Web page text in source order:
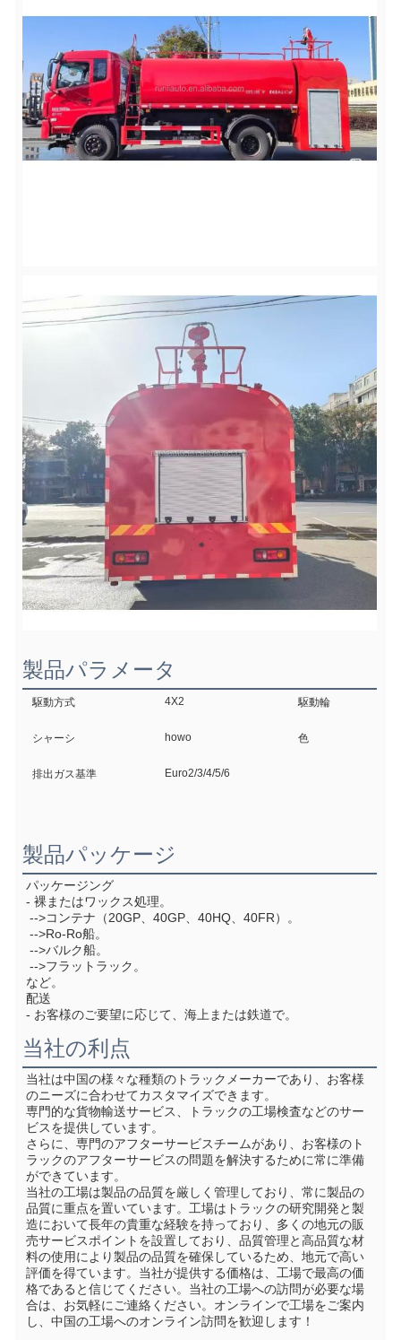
製品パラメータ
駆動方式 4X2 駆動輪
シャーシ howo 色
排出ガス基準 Euro2/3/4/5/6
製品パッケージ
パッケージング
- 裸またはワックス処理。
-->コンテナ（20GP、40GP、40HQ、40FR）。
-->Ro-Ro船。
-->バルク船。
-->フラットラック。
など。
配送
- お客様のご要望に応じて、海上または鉄道で。
当社の利点
当社は中国の様々な種類のトラックメーカーであり、お客様
のニーズに合わせてカスタマイズできます。
専門的な貨物輸送サービス、トラックの工場検査などのサー
ビスを提供しています。
さらに、専門のアフターサービスチームがあり、お客様のト
ラックのアフターサービスの問題を解決するために常に準備
ができています。
当社の工場は製品の品質を厳しく管理しており、常に製品の
品質に重点を置いています。工場はトラックの研究開発と製
造において長年の貴重な経験を持っており、多くの地元の販
売サービスポイントを設置しており、品質管理と高品質な材
料の使用により製品の品質を確保しているため、地元で高い
評価を得ています。当社が提供する価格は、工場で最高の価
格であると信じてください。当社の工場への訪問が必要な場
合は、お気軽にご連絡ください。オンラインで工場をご案内
し、中国の工場へのオンライン訪問を歓迎します！